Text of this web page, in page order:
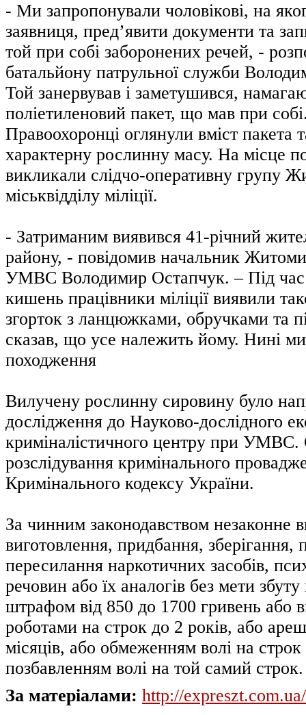
- Ми запропонували чоловікові, на
заявниця, пред’явити документи та
той при собі заборонених речей, -
батальйону патрульної служби
Той занервував і заметушився,
поліетиленовий пакет, що мав при
Правоохоронці оглянули вміст пакета
характерну рослинну масу. На місце
викликали слідчо-оперативну групу
міськвідділу міліції.
- Затриманим виявився 41-річний
району, - повідомив начальник
УМВС Володимир Остапчук. – Під час
кишень працівники міліції виявили
згорток з ланцюжками, обручками та
сказав, що усе належить йому. Нині
походження
Вилучену рослинну сировину було
дослідження до Науково-дослідного
криміналістичного центру при УМВС.
розслідування кримінального
Кримінального кодексу України.
За чинним законодавством незаконне
виготовлення, придбання, зберігання,
пересилання наркотичних засобів,
речовин або їх аналогів без мети
штрафом від 850 до 1700 гривень або
роботами на строк до 2 років, або
місяців, або обмеженням волі на
позбавленням волі на той самий строк.
За матеріалами: http://expreszt.com.ua/